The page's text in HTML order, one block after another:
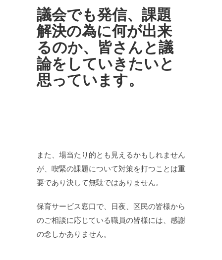
議会でも発信、課題
解決の為に何が出来
るのか、皆さんと議
論をしていきたいと
思っています。
また、場当たり的とも見えるかもしれません
が、喫緊の課題について対策を打つことは重
要であり決して無駄ではありません。
保育サービス窓口で、日夜、区民の皆様から
のご相談に応じている職員の皆様には、感謝
の念しかありません。